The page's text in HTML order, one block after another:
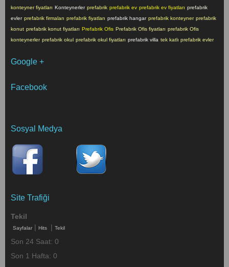
konteyner fiyatları Konteynerler prefabrik prefabrik ev prefabrik ev fiyatları prefabrik
evler prefabrik firmaları prefabrik fiyatları prefabrik hangar prefabrik konteyner prefabrik
konut prefabrik konut fiyatları Prefabrik Ofis Prefabrik Ofis fiyatları prefabrik Ofis
konteynerler prefabrik okul prefabrik okul fiyatları prefabrik villa tek katlı prefabrik evler
Google +
Facebook
Sosyal Medya
Site Trafiği
Tekil
Sayfalar | Hits | Tekil
Son 24 Saat: 0
Son 1 Hafta: 0